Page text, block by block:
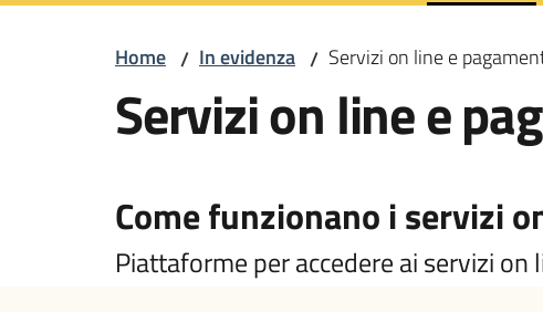
Home / In evidenza / Servizi on line e
Servizi on line e
Come funzionano i servizi
Piattaforme per accedere ai servizi on